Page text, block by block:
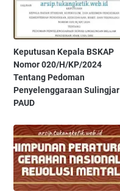
Keputusan Kepala BSKAP
Nomor 020/H/KP/2024
Tentang Pedoman
Penyelenggaraan Sulingjar
PAUD